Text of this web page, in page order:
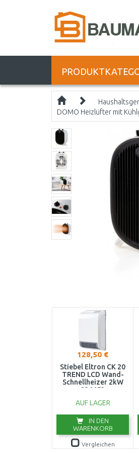
DOMO Heizlüfter mit
128,50 €
Stiebel Eltron CK 20
TREND LCD Wand-
Schnellheizer 2kW
236653
AUF LAGER
IN DEN
WARENKORB
Vergleichen